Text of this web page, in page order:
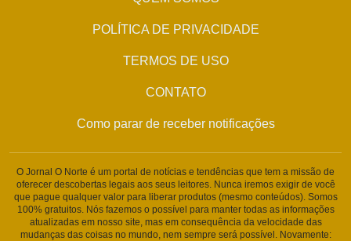
POLÍTICA DE PRIVACIDADE
TERMOS DE USO
CONTATO
Como parar de receber notificações
O Jornal O Norte é um portal de notícias e tendências que tem a missão de
oferecer descobertas legais aos seus leitores. Nunca iremos exigir de você
que pague qualquer valor para liberar produtos (mesmo conteúdos). Somos
100% gratuitos. Nós fazemos o possível para manter todas as informações
atualizadas em nosso site, mas em consequência da velocidade das
mudanças das coisas no mundo, nem sempre será possível. Novamente: